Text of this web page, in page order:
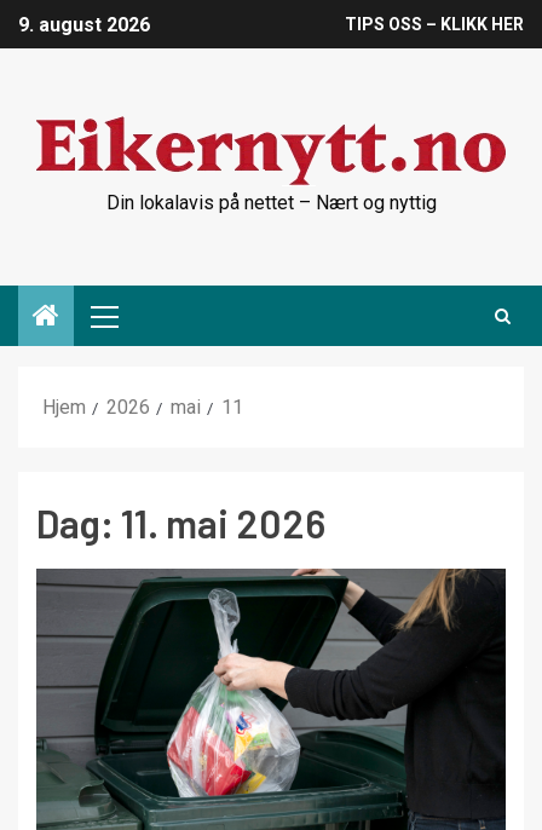
9. august 2026 TIPS OSS – KLIKK HER
Din lokalavis på nettet – Nært og nyttig
Hjem 2026 mai 11
Dag: 11. mai 2026